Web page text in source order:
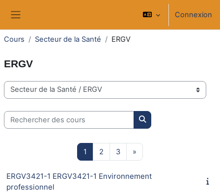
Connexion
Cours Secteur de la Santé ERGV
ERGV
Catégories de cours
Rechercher des cours
Rechercher des cours
1 Page 1
2 Page 2
3Page 3
»
ERGV3421-1 ERGV3421-1 Environnement
professionnel